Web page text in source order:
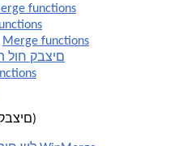
functions
Merge functions
כותרת לוח
(ראה